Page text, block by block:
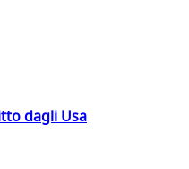
dagli Usa